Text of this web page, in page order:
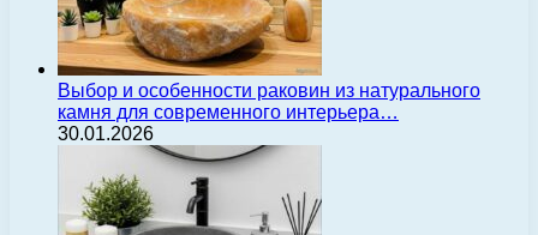
Выбор и особенности раковин из натурального
камня для современного интерьера…
30.01.2026